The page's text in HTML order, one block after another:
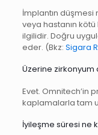
İmplantın
veya hastanın
ilgilidir. Doğru
eder. (Bkz: Sigara
Üzerine zirkonyum
Evet. Omnitech’in
kaplamalarla tam
İyileşme süresi ne